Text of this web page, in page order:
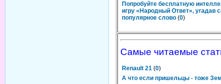
Попробуйте бесплатную
игру «Народный Ответ», угадав
популярное слово (0)
Самые читаемые
Renault 21 (0)
А что если пришельцы - тоже